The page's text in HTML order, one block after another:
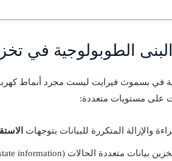
الطوبولوجية في
في بسموث فيرايت ليست مجرد أنماط
على مستويات متعددة:
والإزالة المتكررة للبيانات بتوجهات